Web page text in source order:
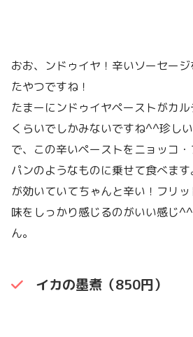
おお、ンドゥイヤ！辛いソーセー
たやつですね！
たまーにンドゥイヤペーストがカ
くらいでしかみないですね^^珍しい
で、この辛いペーストをニョッコ
パンのようなものに乗せて食べま
が効いていてちゃんと辛い！フリ
味をしっかり感じるのがいい感じ
ん。
イカの墨煮（850円）